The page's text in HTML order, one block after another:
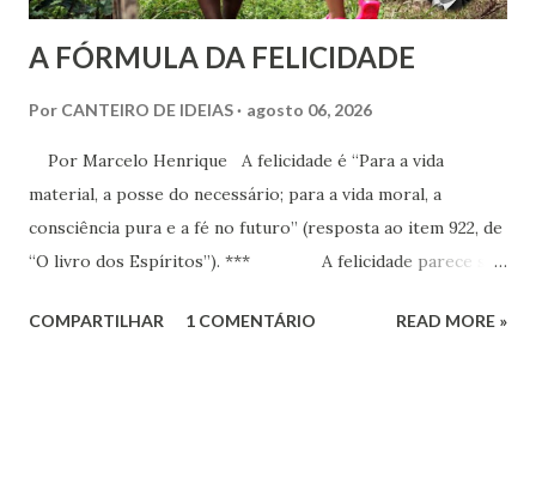
A FÓRMULA DA FELICIDADE
Por CANTEIRO DE IDEIAS agosto 06, 2026
Por Marcelo Henrique A felicidade é “Para a vida
material, a posse do necessário; para a vida moral, a
consciência pura e a fé no futuro” (resposta ao item 922, de
“O livro dos Espíritos”). *** A felicidade parece ser
desejo, a aspiração, o projeto de vida de cada criatura,
COMPARTILHAR 1 COMENTÁRIO READ MORE »